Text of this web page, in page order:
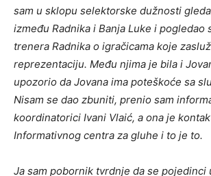
sam u sklopu selektorske dužnosti
između Radnika i Banja Luke i pogledao
trenera Radnika o igračicama koje
reprezentaciju. Među njima je bila i
upozorio da Jovana ima poteškoće sa
Nisam se dao zbuniti, prenio sam
koordinatorici Ivani Vlaić, a ona je
Informativnog centra za gluhe i to je to.
Ja sam pobornik tvrdnje da se pojedinci